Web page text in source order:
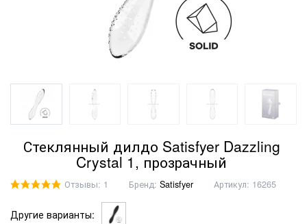
Стеклянный дилдо Satisfyer Dazzling
Crystal 1, прозрачный
Отзывы: 1 Бренд: Satisfyer Артикул: 16265
Другие варианты: